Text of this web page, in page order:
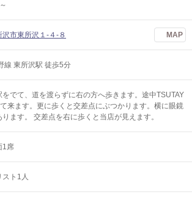
市東所沢１‐４‐８ MAP
線 東所沢駅 徒歩5分
をでて、道を渡らずに右の方へ歩きます。途中TSUTAY
来ます。更に歩くと交差点にぶつかります。横に眼鏡
ます。 交差点を右に歩くと当店が見えます。
1席
スト1人